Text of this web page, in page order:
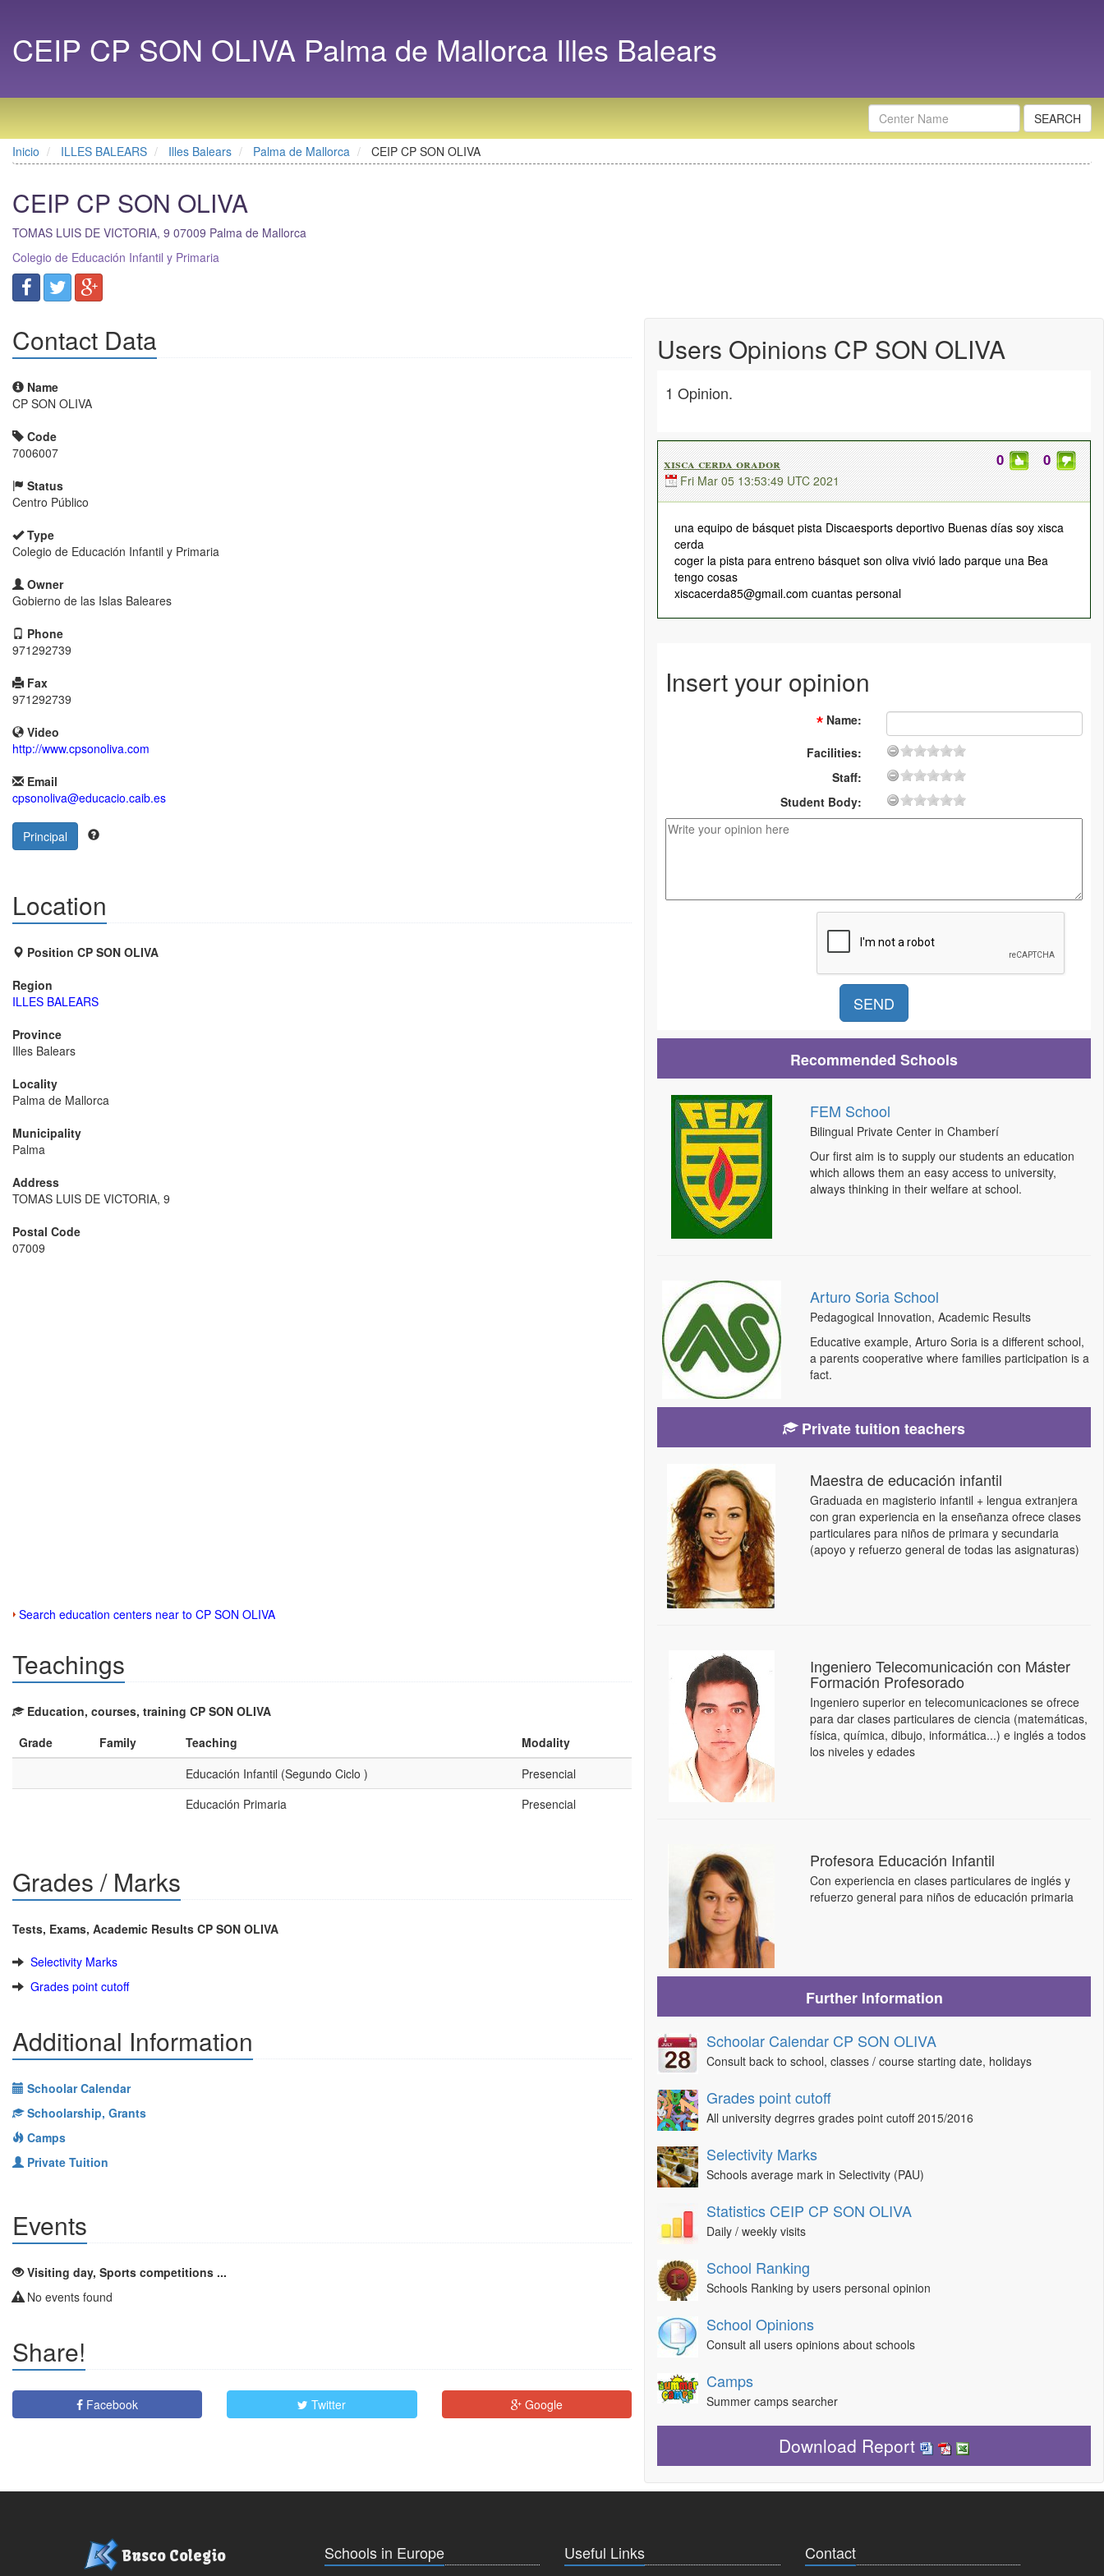
CEIP CP SON OLIVA Palma de Mallorca Illes Balears
Nombre
Centro
Inicio
ILLES BALEARS Illes Balears Palma de Mallorca CEIP CP SON OLIVA
CEIP CP SON OLIVA
TOMAS LUIS DE VICTORIA, 9 07009 Palma de Mallorca
Colegio de Educación Infantil y Primaria
Contact Data
Name
CP SON OLIVA
Code
7006007
Status
Centro Público
Type
Colegio de Educación Infantil y Primaria
Owner
Gobierno de las Islas Baleares
Phone
971292739
Fax
971292739
Video
http://www.cpsonoliva.com
Email
cpsonoliva@educacio.caib.es
Principal
Location
Position CP SON OLIVA
Region
ILLES BALEARS
Province
Illes Balears
Locality
Palma de Mallorca
Municipality
Palma
Address
TOMAS LUIS DE VICTORIA, 9
Postal Code
07009
Search education centers near to CP SON OLIVA
Teachings
Education, courses, training CP SON OLIVA
Grade
Family Teaching
Modality
Educación Infantil (Segundo Ciclo )
Presencial
Educación Primaria
Presencial
Grades / Marks
Tests, Exams, Academic Results CP SON OLIVA
Selectivity Marks
Grades point cutoff
Additional Information
Schoolar Calendar
Schoolarship, Grants
Camps
Private Tuition
Events
Visiting day, Sports competitions ...
No events found
Share!
Facebook Twitter Google
Users Opinions CP SON OLIVA
1 Opinion.
0
0
xisca cerda orador
Fri Mar 05 13:53:49 UTC 2021
una equipo de básquet pista Discaesports deportivo Buenas días soy xisca
cerda
coger la pista para entreno básquet son oliva vivió lado parque una Bea
tengo cosas
xiscacerda85@gmail.com cuantas personal
Insert your opinion
Name:
Facilities:
Staff:
Student Body:
Recommended Schools
FEM School
Bilingual Private Center in Chamberí
Our first aim is to supply our students an education
which allows them an easy access to university,
always thinking in their welfare at school.
Arturo Soria School
Pedagogical Innovation, Academic Results
Educative example, Arturo Soria is a different school,
a parents cooperative where families participation is a
fact.
Private tuition teachers
Maestra de educación infantil
Graduada en magisterio infantil + lengua extranjera
con gran experiencia en la enseñanza ofrece clases
particulares para niños de primara y secundaria
(apoyo y refuerzo general de todas las asignaturas)
Ingeniero Telecomunicación con Máster
Formación Profesorado
Ingeniero superior en telecomunicaciones se ofrece
para dar clases particulares de ciencia (matemáticas,
física, química, dibujo, informática...) e inglés a todos
los niveles y edades
Profesora Educación Infantil
Con experiencia en clases particulares de inglés y
refuerzo general para niños de educación primaria
Further Information
Schoolar Calendar CP SON OLIVA
Consult back to school, classes / course starting date, holidays
Grades point cutoff
All university degrres grades point cutoff 2015/2016
Selectivity Marks
Schools average mark in Selectivity (PAU)
Statistics CEIP CP SON OLIVA
Daily / weekly visits
School Ranking
Schools Ranking by users personal opinion
School Opinions
Consult all users opinions about schools
Camps
Summer camps searcher
Download Report
Busco Colegio Schools in Europe Useful Links Contact